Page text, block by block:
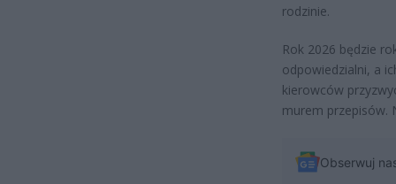
rodzinie.
Rok 2026 będzie
odpowiedzialni, a
kierowców
murem przepisów.
Obserwuj